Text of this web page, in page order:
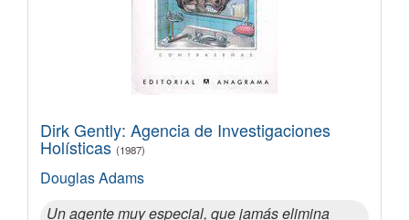
Dirk Gently: Agencia de Investigaciones
Holísticas(1987)
Douglas Adams
Un agente muy especial, que jamás elimina